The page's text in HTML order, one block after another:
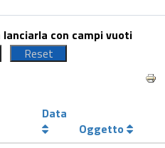
con campi vuoti
Data
Oggetto